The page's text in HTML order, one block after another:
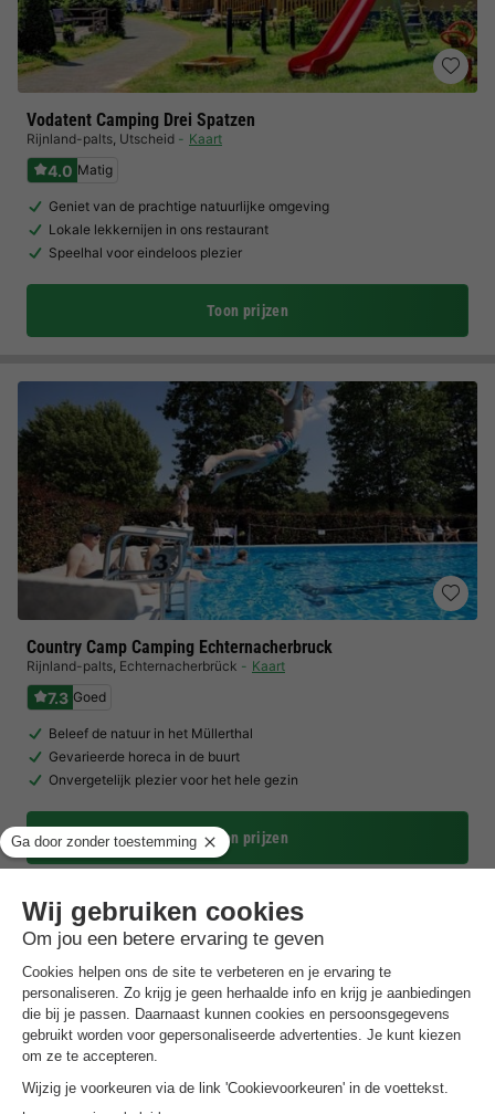
Vodatent Camping Drei Spatzen
Rijnland-palts, Utscheid Kaart
4.0 Matig
Geniet van de prachtige natuurlijke omgeving
Lokale lekkernijen in ons restaurant
Speelhal voor eindeloos plezier
Toon prijzen
Country Camp Camping Echternacherbruck
Rijnland-palts, Echternacherbrück Kaart
7.3 Goed
Beleef de natuur in het Müllerthal
Gevarieerde horeca in de buurt
Onvergetelijk plezier voor het hele gezin
Toon prijzen